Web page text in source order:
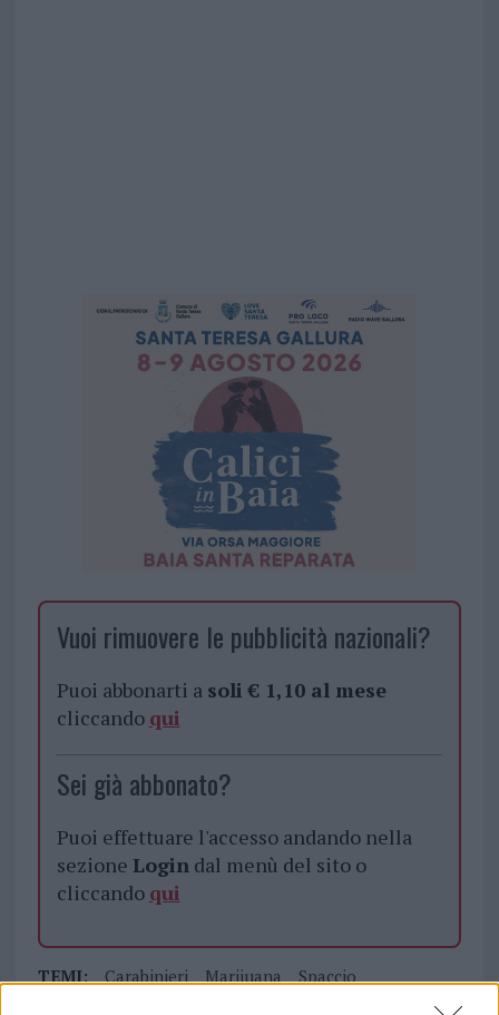
Vuoi rimuovere le pubblicità nazionali?
Puoi abbonarti a soli € 1,10 al mese
cliccando qui
Sei già abbonato?
Puoi effettuare l'accesso andando nella
sezione Logindal menù del sito o
cliccando qui
TEMI: Carabinieri Marijuana Spaccio